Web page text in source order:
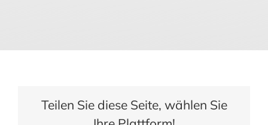
Teilen Sie diese Seite, wählen Sie